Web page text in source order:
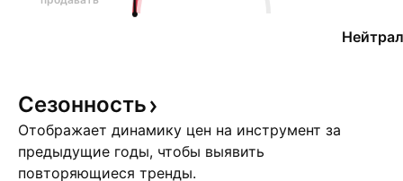
Сезонность
Отображает динамику цен на инструмент за
предыдущие годы, чтобы выявить
повторяющиеся тренды.